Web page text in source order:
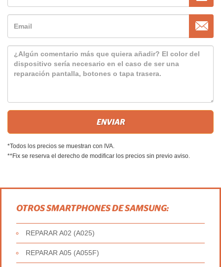
*Todos los precios se muestran con IVA.
**Fix se reserva el derecho de modificar los precios sin previo aviso.
OTROS SMARTPHONES DE SAMSUNG:
REPARAR A02 (A025)
REPARAR A05 (A055F)